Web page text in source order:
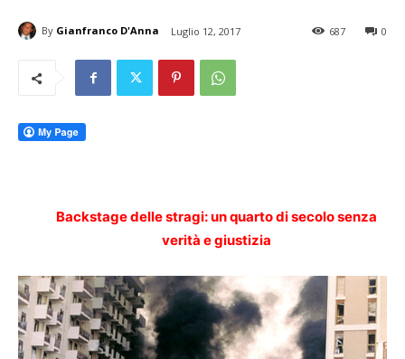
By Gianfranco D'Anna Luglio 12, 2017 0
687
Backstage delle stragi: un quarto di secolo senza
verità e giustizia